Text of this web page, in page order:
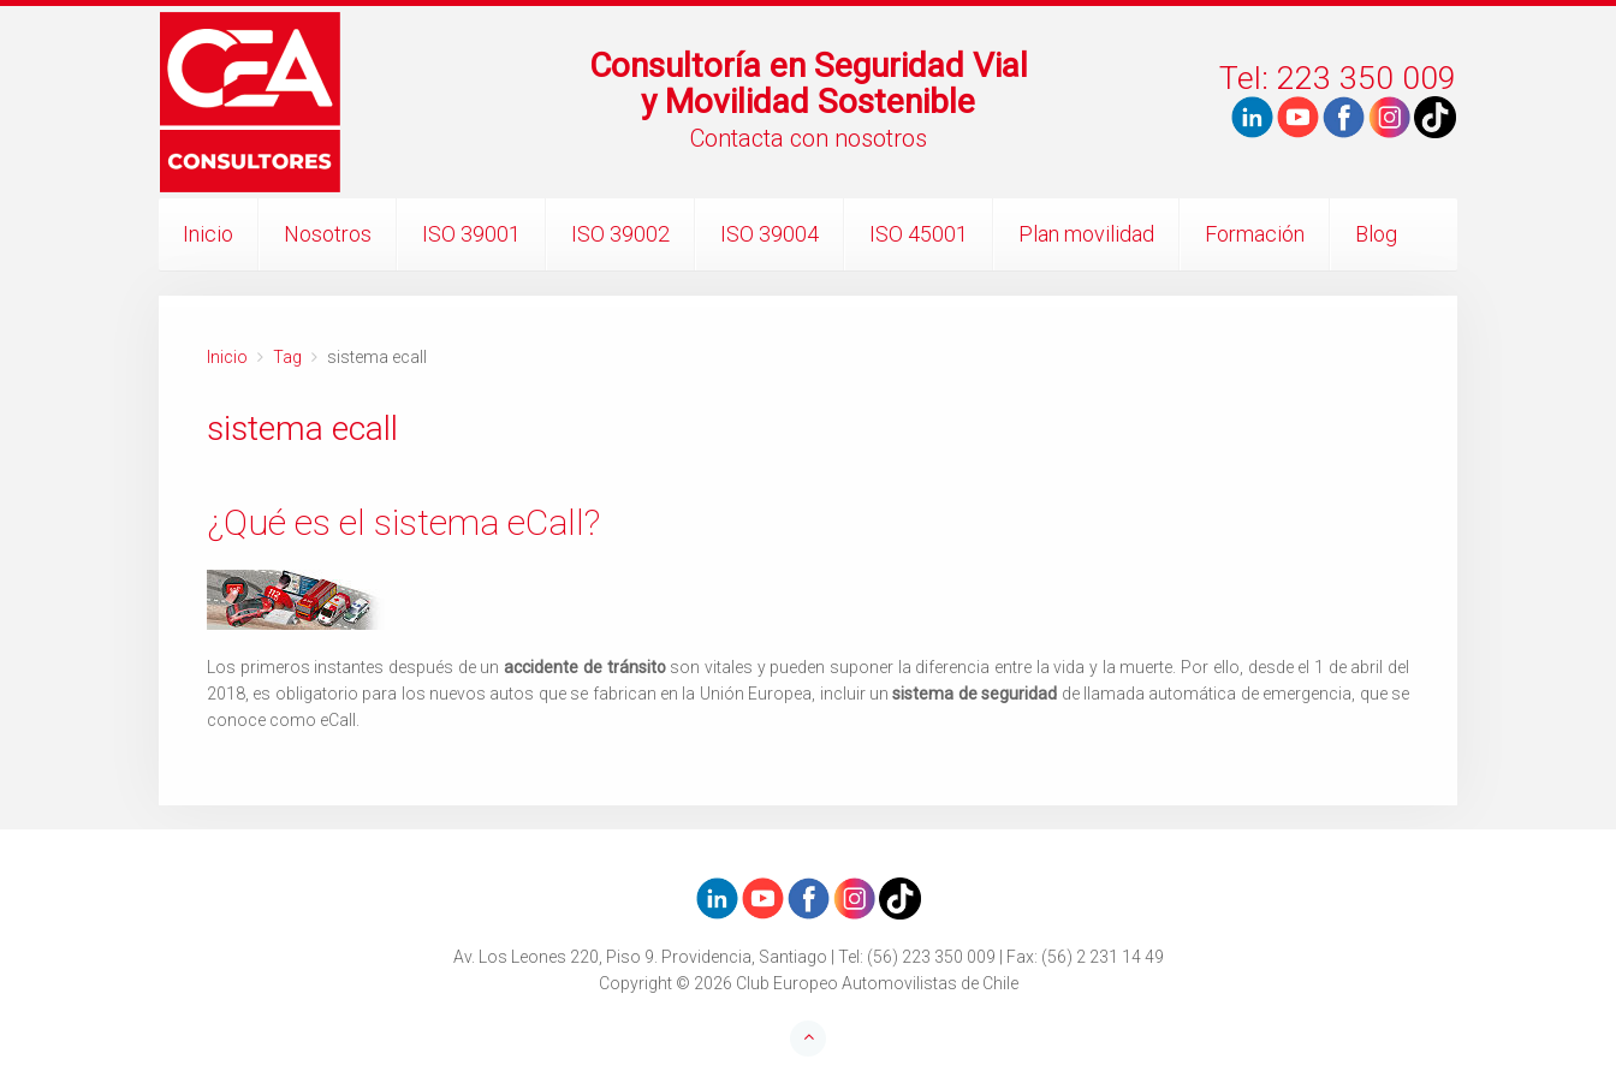
Consultoría en Seguridad Vial
y Movilidad Sostenible
Contacta con nosotros
Tel: 223 350 009
Inicio Nosotros ISO 39001 ISO 39002 ISO 39004 ISO 45001 Plan movilidad Formación Blog
Inicio Tag sistema ecall
sistema ecall
¿Qué es el sistema eCall?
Los primeros instantes después de unaccidente de tránsitoson vitales y pueden suponer la diferencia entre la vida y la muerte. Por ello, desde el 1 de abril del
2018, es obligatorio para los nuevos autos que se fabrican en la Unión Europea, incluir unsistema de seguridad de llamada automática de emergencia, que se
conoce como eCall.
Av. Los Leones 220, Piso 9. Providencia, Santiago | Tel: (56) 223 350 009 | Fax: (56) 2 231 14 49
Copyright © 2026 Club Europeo Automovilistas de Chile